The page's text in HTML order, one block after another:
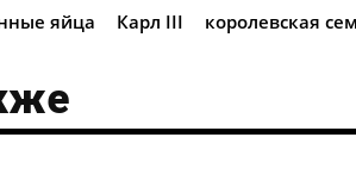
яйца Карл III королевская